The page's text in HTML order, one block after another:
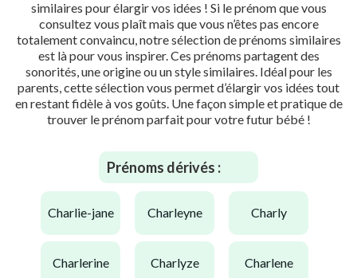
similaires pour élargir vos idées ! Si le prénom que vous
consultez vous plaît mais que vous n’êtes pas encore
totalement convaincu, notre sélection de prénoms similaires
est là pour vous inspirer. Ces prénoms partagent des
sonorités, une origine ou un style similaires. Idéal pour les
parents, cette sélection vous permet d’élargir vos idées tout
en restant fidèle à vos goûts. Une façon simple et pratique de
trouver le prénom parfait pour votre futur bébé !
Prénoms dérivés :
charlie-jane charleyne charly
charlerine charlyze charlene